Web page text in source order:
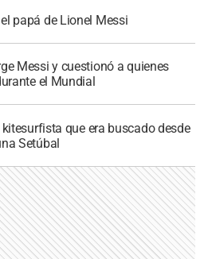
papá de Lionel Messi
Messi y cuestionó a quienes
el Mundial
que era buscado desde
Setúbal